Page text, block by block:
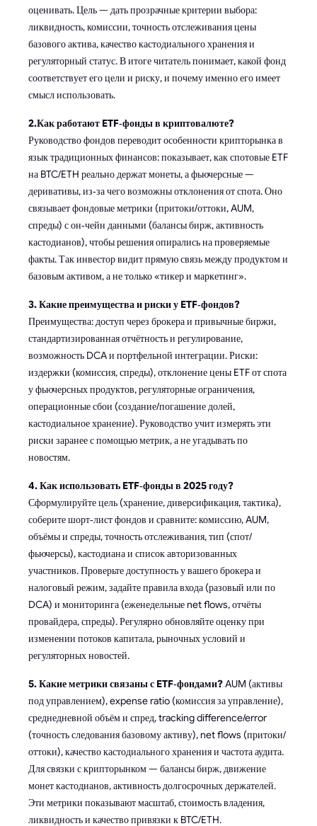
оценивать. Цель — дать прозрачные критерии выбора:
ликвидность, комиссии, точность отслеживания цены
базового актива, качество кастодиального хранения и
регуляторный статус. В итоге читатель понимает, какой фонд
соответствует его цели и риску, и почему именно его имеет
смысл использовать.
2.Как работают ETF‑фонды в криптовалюте?
Руководство фондов переводит особенности крипторынка в
язык традиционных финансов: показывает, как спотовые ETF
на BTC/ETH реально держат монеты, а фьючерсные —
деривативы, из‑за чего возможны отклонения от спота. Оно
связывает фондовые метрики (притоки/оттоки, AUM,
спреды) с он‑чейн данными (балансы бирж, активность
кастодианов), чтобы решения опирались на проверяемые
факты. Так инвестор видит прямую связь между продуктом и
базовым активом, а не только «тикер и маркетинг».
3. Какие преимущества и риски у ETF‑фондов?
Преимущества: доступ через брокера и привычные биржи,
стандартизированная отчётность и регулирование,
возможность DCA и портфельной интеграции. Риски:
издержки (комиссия, спреды), отклонение цены ETF от спота
у фьючерсных продуктов, регуляторные ограничения,
операционные сбои (создание/погашение долей,
кастодиальное хранение). Руководство учит измерять эти
риски заранее с помощью метрик, а не угадывать по
новостям.
4. Как использовать ETF‑фонды в 2025 году?
Сформулируйте цель (хранение, диверсификация, тактика),
соберите шорт‑лист фондов и сравните: комиссию, AUM,
объёмы и спреды, точность отслеживания, тип (спот/
фьючерсы), кастодиана и список авторизованных
участников. Проверьте доступность у вашего брокера и
налоговый режим, задайте правила входа (разовый или по
DCA) и мониторинга (еженедельные net flows, отчёты
провайдера, спреды). Регулярно обновляйте оценку при
изменении потоков капитала, рыночных условий и
регуляторных новостей.
5. Какие метрики связаны с ETF‑фондами?AUM (активы
под управлением), expense ratio (комиссия за управление),
среднедневной объём и спред, tracking difference/error
(точность следования базовому активу), net flows (притоки/
оттоки), качество кастодиального хранения и частота аудита.
Для связки с крипторынком — балансы бирж, движение
монет кастодианов, активность долгосрочных держателей.
Эти метрики показывают масштаб, стоимость владения,
ликвидность и качество привязки к BTC/ETH.